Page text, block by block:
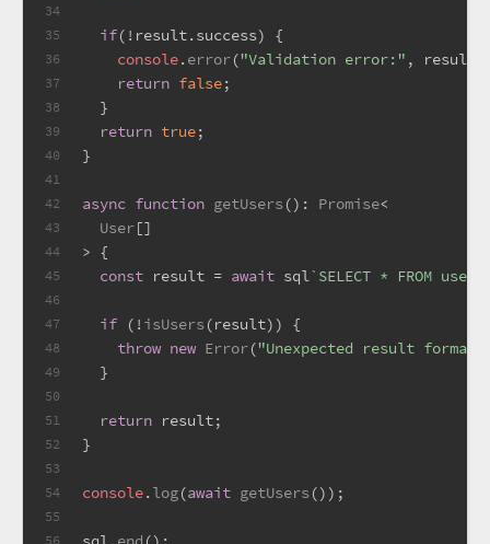
34
35
36
37
38
39
40
41
42
43
44
45
46
47
48
49
50
51
52
53
54
55
56
if(!result.success) {
console.error("Validation error:" , result.
return false;
  }
return true;
}
async function getUsers (): Promise<
User[]
> {
const result = await sql`SELECT * FROM
if (! isUsers (result)) {
throw new Error("Unexpected result format"
  }
return result;
}
console.log(await getUsers ());